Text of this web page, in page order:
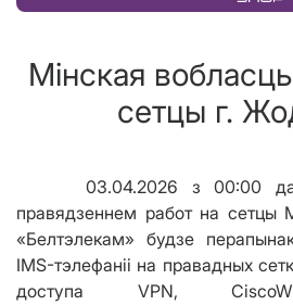
Мінская
сетцы г.
03.04.2026 з 00:00 да
правядзеннем работ на сетцы
«Белтэлекам» будзе
IMS-тэлефаніі на правадных
доступа VPN,Cisco